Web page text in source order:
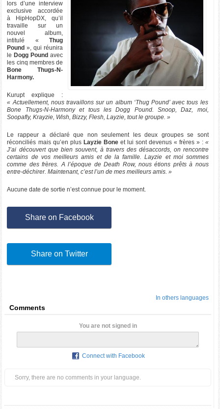
lors d’une interview
exclusive accordée
à HipHopDX, qu’il
travaille sur un
nouvel album,
intitulé « Thug
Pound », qui réunira
le Dogg Pound avec
les cinq membres de
Bone Thugs-N-
Harmony.
Kurupt explique :
« Actuellement, nous travaillons sur un album ‘Thug Pound’ avec tous les
Bone Thugs-N-Harmony et tous les Dogg Pound. Snoop, Daz, moi,
Soopafly, Krayzie, Wish, Bizzy, Flesh, Layzie, tout le groupe. »
Le rappeur a déclaré que non seulement les deux groupes se sont
réconciliés mais qu’en plusLayzie Boneet lui sont devenus « frères » : «
J’ai découvert que bien souvent, à travers des désaccords, on rencontre
certains de vos meilleurs amis et de la famille. Layzie et moi sommes
comme des frères. A l’époque de Death Row, nous étions prêts à nous
entre-déchirer. Maintenant, c’est l’un de mes meilleurs amis. »
Aucune date de sortie n’est connue pour le moment.
Share on Facebook
Share on Twitter
In others languages
Comments
You are not signed in
Connect with Facebook
Sorry, there are no comments in your language.